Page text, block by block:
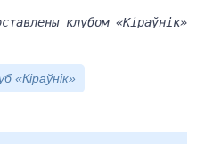
клубом «Кіраўнік»
«Кіраўнік»